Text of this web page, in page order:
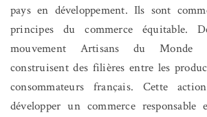
pays en développement. Ils sont
principes du commerce équitable.
mouvement Artisans du Monde
construisent des filières entre les
consommateurs français. Cette
développer un commerce